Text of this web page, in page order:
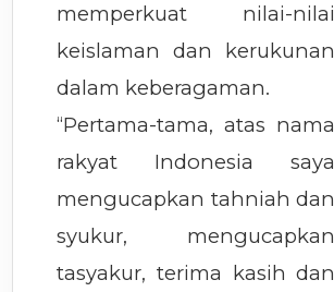
memperkuat nilai-nilai
keislaman dan kerukunan
dalam keberagaman.
“Pertama-tama, atas nama
rakyat Indonesia saya
mengucapkan tahniah dan
syukur, mengucapkan
tasyakur, terima kasih dan